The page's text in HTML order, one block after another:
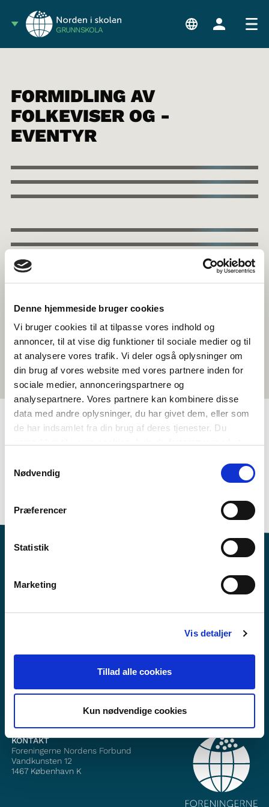
Denne hjemmeside bruger cookies
Vi bruger cookies til at tilpasse vores indhold og
annoncer, til at vise dig funktioner til sociale medier og til
at analysere vores trafik. Vi deler også oplysninger om
din brug af vores website med vores partnere inden for
sociale medier, annonceringspartnere og
analysepartnere. Vores partnere kan kombinere disse
data med andre oplysninger, du har givet dem, eller som
de har indsamlet fra din brug af deres tjenester. Du
Nødvendig
Præferencer
Statistik
Marketing
Vis detaljer
Tillad alle cookies
Kun nødvendige cookies
GRUNNSKOLA
Nordisk litteraturforståing
Nordisk kulturforståing
FORMIDLING AV
FOLKEVISER OG -
EVENTYR
Følg oss på Facebook
KONTAKT
Foreningerne Nordens Forbund
Vandkunsten 12
1467 København K